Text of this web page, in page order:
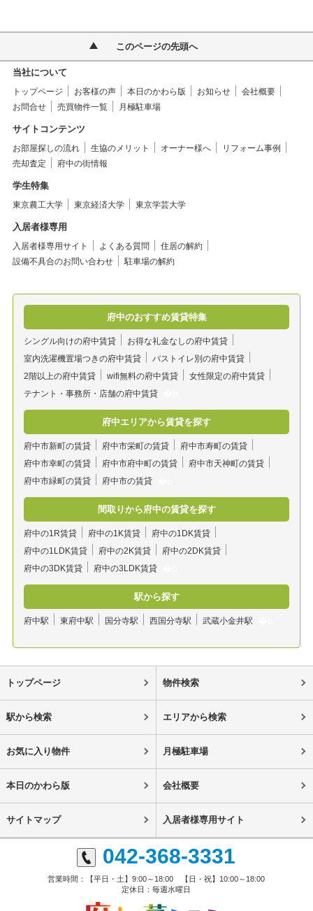
このページの先頭へ
当社について
トップページ お客様の声 本日のかわら版 お知らせ
会社概要
お問合せ
売買物件一覧 月極駐車場
サイトコンテンツ
お部屋探しの流れ 生協のメリット オーナー様へ
リフォーム事例
売却査定
府中の街情報
学生特集
東京農工大学 東京経済大学 東京学芸大学
入居者様専用
入居者様専用サイト よくある質問
住居の解約
設備不具合のお問い合わせ
駐車場の解約
府中のおすすめ賃貸特集
シングル向けの府中賃貸
お得な礼金なしの府中賃貸
室内洗濯機置場つきの府中賃貸
バストイレ別の府中賃貸
2階以上の府中賃貸
wifi無料の府中賃貸
女性限定の府中賃貸
テナント・事務所・店舗の府中賃貸
府中エリアから賃貸を探す
府中市新町の賃貸 府中市栄町の賃貸
府中市寿町の賃貸
府中市幸町の賃貸
府中市府中町の賃貸
府中市天神町の賃貸
府中市緑町の賃貸
府中市の賃貸
間取りから府中の賃貸を探す
府中の1R賃貸 府中の1K賃貸
府中の1DK賃貸
府中の1LDK賃貸
府中の2K賃貸
府中の2DK賃貸
府中の3DK賃貸
府中の3LDK賃貸
駅から探す
府中駅 東府中駅 国分寺駅 西国分寺駅 武蔵小金井駅
トップページ 物件検索
駅から検索 エリアから検索
お気に入り物件 月極駐車場
本日のかわら版 会社概要
サイトマップ 入居者様専用サイト
042-368-3331
営業時間：【平日・土】9:00～18:00 【日・祝】10:00～18:00
定休日：毎週水曜日